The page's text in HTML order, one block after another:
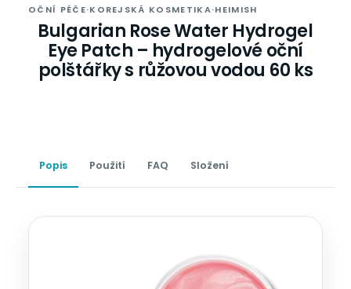
OČNÍ PÉČE·KOREJSKÁ KOSMETIKA·HEIMISH
Bulgarian Rose Water Hydrogel
Eye Patch – hydrogelové oční
polštářky s růžovou vodou 60 ks
Popis Použití FAQ Složení